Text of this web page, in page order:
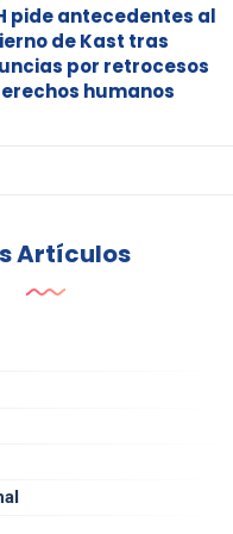
pide antecedentes al
de Kast tras
por retrocesos
humanos
Artículos